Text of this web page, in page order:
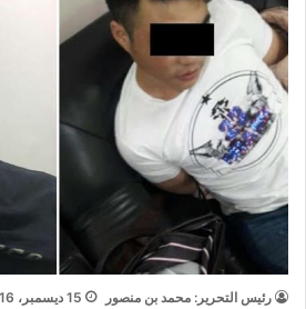
رئيس التحرير: محمد بن منصور 15 ديسمبر، 2016